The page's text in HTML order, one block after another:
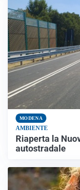
MODENA
AMBIENTE
Riaperta la
autostradale